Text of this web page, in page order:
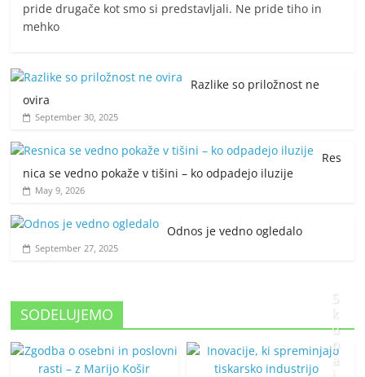
pride drugače kot smo si predstavljali. Ne pride tiho in
mehko
Razlike so priložnost ne
ovira
September 30, 2025
Res
nica se vedno pokaže v tišini – ko odpadejo iluzije
May 9, 2026
Odnos je vedno ogledalo
September 27, 2025
SODELUJEMO
S
k
u
p
a